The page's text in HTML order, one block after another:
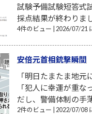
試験予備試験短答式
採点結果が終わり
4件のビュー 2026/07/21
安倍元首相銃撃瞬間
「明日たまたま地
「犯人に幸運が重
だし、警備体制の手
2件のビュー 2022/07/08